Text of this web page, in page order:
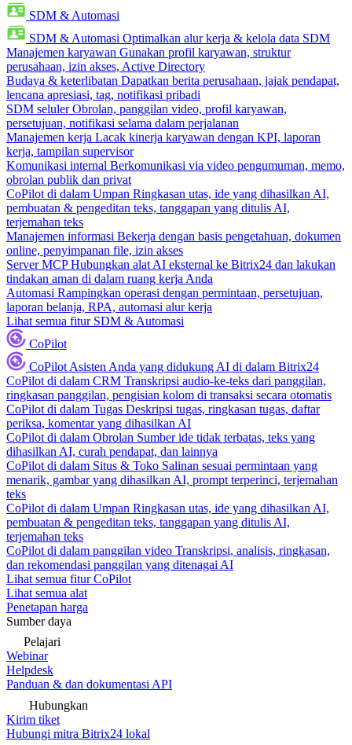
SDM & Automasi
SDM & Automasi Optimalkan alur kerja & kelola data SDM
Manajemen karyawan Gunakan profil karyawan, struktur
perusahaan, izin akses, Active Directory
Budaya & keterlibatan Dapatkan berita perusahaan, jajak pendapat,
lencana apresiasi, tag, notifikasi pribadi
SDM seluler Obrolan, panggilan video, profil karyawan,
persetujuan, notifikasi selama dalam perjalanan
Manajemen kerja Lacak kinerja karyawan dengan KPI, laporan
kerja, tampilan supervisor
Komunikasi internal Berkomunikasi via video pengumuman, memo,
obrolan publik dan privat
CoPilot di dalam Umpan Ringkasan utas, ide yang dihasilkan AI,
pembuatan & pengeditan teks, tanggapan yang ditulis AI,
terjemahan teks
Manajemen informasi Bekerja dengan basis pengetahuan, dokumen
online, penyimpanan file, izin akses
Server MCP Hubungkan alat AI eksternal ke Bitrix24 dan lakukan
tindakan aman di dalam ruang kerja Anda
Automasi Rampingkan operasi dengan permintaan, persetujuan,
laporan belanja, RPA, automasi alur kerja
Lihat semua fitur SDM & Automasi
CoPilot
CoPilot Asisten Anda yang didukung AI di dalam Bitrix24
CoPilot di dalam CRM Transkripsi audio-ke-teks dari panggilan,
ringkasan panggilan, pengisian kolom di transaksi secara otomatis
CoPilot di dalam Tugas Deskripsi tugas, ringkasan tugas, daftar
periksa, komentar yang dihasilkan AI
CoPilot di dalam Obrolan Sumber ide tidak terbatas, teks yang
dihasilkan AI, curah pendapat, dan lainnya
CoPilot di dalam Situs & Toko Salinan sesuai permintaan yang
menarik, gambar yang dihasilkan AI, prompt terperinci, terjemahan
teks
CoPilot di dalam Umpan Ringkasan utas, ide yang dihasilkan AI,
pembuatan & pengeditan teks, tanggapan yang ditulis AI,
terjemahan teks
CoPilot di dalam panggilan video Transkripsi, analisis, ringkasan,
dan rekomendasi panggilan yang ditenagai AI
Lihat semua fitur CoPilot
Lihat semua alat
Penetapan harga
Sumber daya
Pelajari
Webinar
Helpdesk
Panduan & dan dokumentasi API
Hubungkan
Kirim tiket
Hubungi mitra Bitrix24 lokal